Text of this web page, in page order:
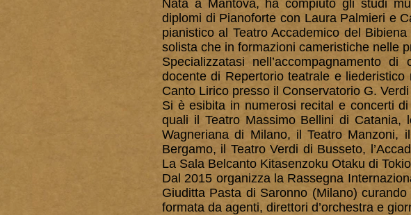
Nata a Mantova, ha compiuto gli studi
diplomi di Pianoforte con Laura Palmieri e
pianistico al Teatro Accademico del
solista che in formazioni cameristiche nelle
Specializzatasi nell’accompagnamento
docente di Repertorio teatrale e
Canto Lirico presso il Conservatorio G.
Si è esibita in numerosi recital e concerti
quali il Teatro Massimo Bellini di Catania,
Wagneriana di Milano, il Teatro Manzoni,
Bergamo, il Teatro Verdi di Busseto,
La Sala Belcanto Kitasenzoku Otaku di
Dal 2015 organizza la Rassegna
Giuditta Pasta di Saronno (Milano)
formata da agenti, direttori d’orchestra e